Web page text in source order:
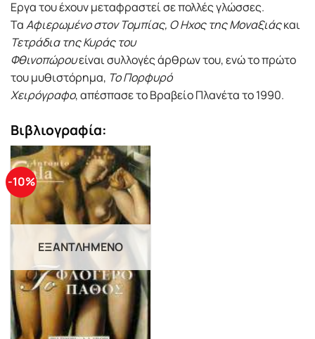
Εργα του έχουν μεταφραστεί σε πολλές γλώσσες.
ΤαΑφιερωμένο στον Τομπίας, Ο Ηχος της Μοναξιάςκαι
Τετράδια της Κυράς του
Φθινοπώρουείναι συλλογές άρθρων του, ενώ το πρώτο
του μυθιστόρημα, Το Πορφυρό
Χειρόγραφο, απέσπασε το Βραβείο Πλανέτα το 1990.
Βιβλιογραφία:
-10%
ΕΞΑΝΤΛΗΜΈΝΟ